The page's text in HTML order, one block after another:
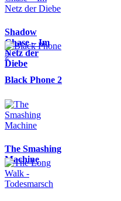
Shadow
Chase – Im
Netz der
Diebe
Black Phone 2
The Smashing
Machine